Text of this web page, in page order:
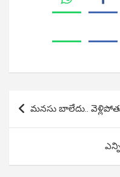
Post
navigation
మనసు బాలేదు..